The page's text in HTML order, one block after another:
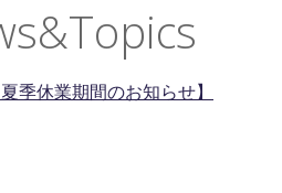
季休業期間のお知らせ】